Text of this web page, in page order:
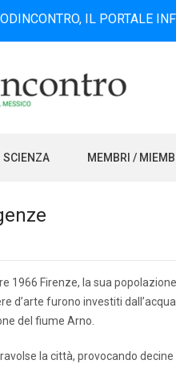
IL PORTALE
SCIENZA MEMBRI /
1966 Firenze, la sua
d’arte furono investiti
del fiume Arno.
la città, provocando decine